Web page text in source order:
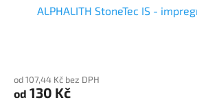
ALPHALITH StoneTec IS -
od 107,44 Kč bez DPH
od 130 Kč